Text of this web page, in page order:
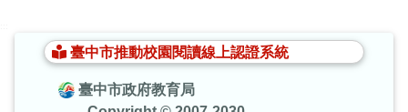
臺中市推動校園閱讀線上認證系統
臺中市政府教育局